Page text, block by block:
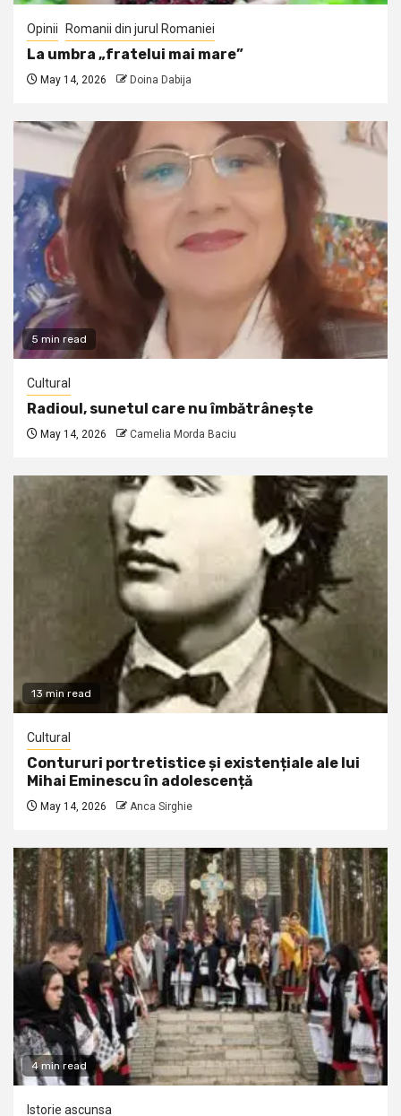
Opinii Romanii din jurul Romaniei
La umbra „fratelui mai mare”
May 14, 2026 Doina Dabija
5 min read
Cultural
Radioul, sunetul care nu îmbătrânește
May 14, 2026 Camelia Morda Baciu
13 min read
Cultural
Contururi portretistice și existențiale ale lui
Mihai Eminescu în adolescență
May 14, 2026 Anca Sirghie
4 min read
Istorie ascunsa